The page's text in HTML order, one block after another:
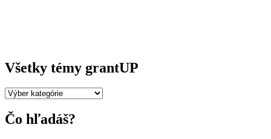
Všetky témy grantUP
Všetky
grantUP
Čo hľadáš?